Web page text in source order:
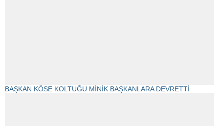
BAŞKAN KÖSE KOLTUĞU MİNİK BAŞKANLARA DEVRETTİ